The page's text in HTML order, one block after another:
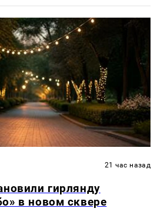
21 час назад
гирлянду
в новом сквере